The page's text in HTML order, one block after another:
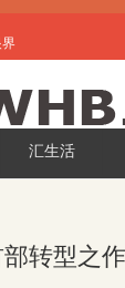
汇生活
转型之